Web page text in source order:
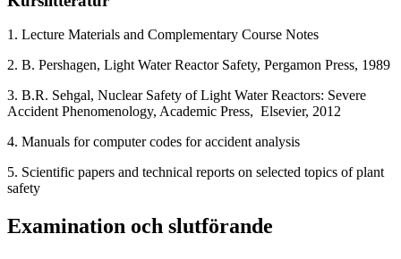
1. Lecture Materials and Complementary Course Notes
2. B. Pershagen, Light Water Reactor Safety, Pergamon Press, 1989
3. B.R. Sehgal, Nuclear Safety of Light Water Reactors: Severe
Accident Phenomenology, Academic Press, Elsevier, 2012
4. Manuals for computer codes for accident analysis
5. Scientific papers and technical reports on selected topics of plant
safety
Examination och slutförande